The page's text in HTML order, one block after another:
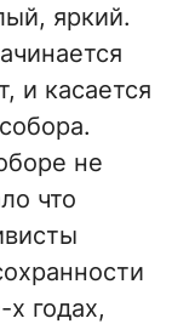
яркий.
и касается
не
что
годах,